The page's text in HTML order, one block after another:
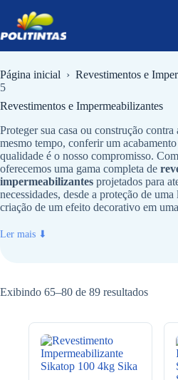
para
o
conteúdo
Página inicial › Revestimentos e
5
Revestimentos e Impermeabilizantes
Proteger sua casa ou construção
mesmo tempo, conferir um
qualidade é o nosso compromisso.
oferecemos uma gama completa de
impermeabilizantes projetados para
necessidades, desde a proteção de uma
criação de um efeito decorativo em
Ler mais ⬇
Exibindo 65–80 de 89 resultados